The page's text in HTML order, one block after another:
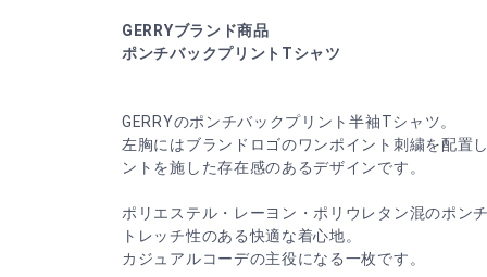
GERRYブランド商品
ポンチバックプリントTシャツ
GERRYのポンチバックプリント半袖Tシャツ。
左胸にはブランドロゴのワンポイント刺繍を配置
ントを施した存在感のあるデザインです。
ポリエステル・レーヨン・ポリウレタン混のポン
トレッチ性のある快適な着心地。
カジュアルコーデの主役になる一枚です。